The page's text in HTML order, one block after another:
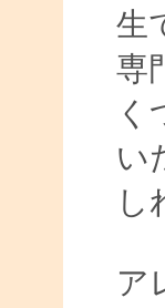
生
専
く
い
し
ア